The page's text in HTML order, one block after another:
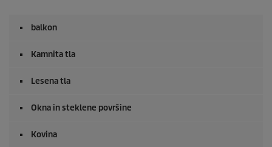
balkon
Kamnita tla
Lesena tla
Okna in steklene površine
Kovina